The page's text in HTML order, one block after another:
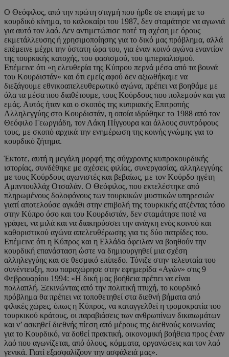
Ο Θεόφιλος, από την πρώτη στιγμή που ήρθε σε επαφή με το
κουρδικό κίνημα, το καλοκαίρι του 1987, δεν σταμάτησε να αγωνιά
για αυτό τον λαό. Δεν αντιμετώπισε ποτέ τη σχέση με όρους
εκμετάλλευσης ή χρησιμοποίησης για το δικό μας πρόβλημα, αλλά
επέμεινε μέχρι την ύστατη ώρα του, για έναν κοινό αγώνα εναντίον
της τουρκικής κατοχής, του φασισμού, του ιμπεριαλισμού.
Επέμεινε ότι «η ελευθερία της Κύπρου περνά μέσα από τα βουνά
του Κουρδιστάν» και ότι εμείς αφού δεν αξιωθήκαμε να
διεξάγουμε εθνικοαπελευθερωτικό αγώνα, πρέπει να βοηθάμε με
όλα τα μέσα που διαθέτουμε, τους Κούρδους που πολεμούν και για
εμάς. Αυτός ήταν και ο σκοπός της κυπριακής Επιτροπής
Αλληλεγγύης στο Κουρδιστάν, η οποία ιδρύθηκε το 1988 από τον
Θεόφιλο Γεωργιάδη, τον Λάκη Πίγγουρα και άλλους συντρόφους
τους, με σκοπό αρχικά την ενημέρωση της κοινής γνώμης για το
κουρδικό ζήτημα.
Έκτοτε, αυτή η μεγάλη μορφή της σύγχρονης κυπροκουρδικής
ιστορίας, συνδέθηκε με σχέσεις φιλίας, συνεργασίας, αλληλεγγύης
με τους Κούρδους αγωνιστές και βεβαίως, με τον Κούρδο ηγέτη
Αμπντουλλάχ Οτσαλάν. Ο Θεόφιλος, που εκτελέστηκε από
πληρωμένους δολοφόνους των τουρκικών μυστικών υπηρεσιών
γιατί αποτελούσε αγκάθι στην επιβολή της τουρκικής ατζέντας τόσο
στην Κύπρο όσο και του Κουρδιστάν, δεν σταμάτησε ποτέ να
γράφει, να μιλά και να διακηρύσσει την ανάγκη ενός κοινού και
καθοριστικού αγώνα απελευθέρωσης για τις δύο πατρίδες του.
Επέμεινε ότι η Κύπρος και η Ελλάδα όφειλαν να βοηθούν την
κουρδική επανάσταση ώστε να δημιουργηθεί μια σχέση
αλληλεγγύης και σε θεσμικό επίπεδο. Τόνιζε στην τελευταία του
συνέντευξη, που παραχώρησε στην εφημερίδα «Αγών» στις 9
Φεβρουαρίου 1994: «Η δική μας βοήθεια πρέπει να είναι
πολλαπλή. Ξεκινώντας από την πολιτική πτυχή, το κουρδικό
πρόβλημα θα πρέπει να τοποθετηθεί στα διεθνή βήματα από
φιλικές χώρες, όπως η Κύπρος, να καταγγελθεί η τρομοκρατία του
τουρκικού κράτους, οι παραβιάσεις των ανθρωπίνων δικαιωμάτων
και ν’ ασκηθεί διεθνής πίεση από μέρους της διεθνούς κοινωνίας
για το Κουρδικό, να δοθεί πρακτική, οικονομική βοήθεια προς έναν
λαό που αγωνίζεται, από όλους, κόμματα, οργανώσεις και τον λαό
γενικά. Γιατί εξασφαλίζουν την ασφάλειά μας».